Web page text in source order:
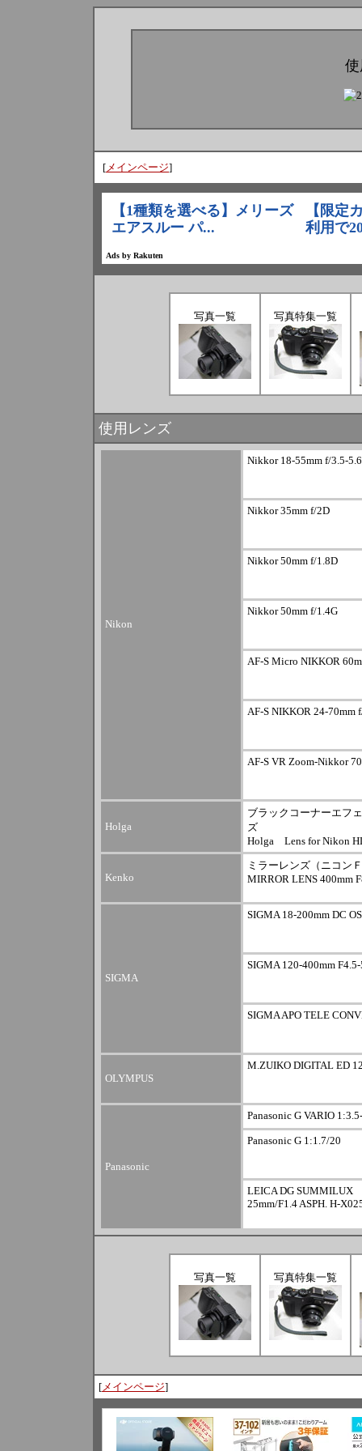
[メインページ]
写真一覧 写真特集一覧
使用レンズ
Nikon
Nikkor 18-55mm f/3.5-
Nikkor 35mm f/2D
Nikkor 50mm f/1.8D
Nikkor 50mm f/1.4G
AF-S Micro NIKKOR
AF-S NIKKOR 24-70mm
AF-S VR Zoom-Nikkor
Holga
ブラックコーナーエフ
ズ
Holga Lens for Nikon
Kenko
ミラーレンズ（ニコン
MIRROR LENS 400mm
SIGMA
SIGMA 18-200mm DC OS
SIGMA 120-400mm F4.5-
SIGMA APO TELE
OLYMPUS
M.ZUIKO DIGITAL ED
Panasonic
Panasonic G VARIO
Panasonic G 1:1.7/20
LEICA DG SUMMILUX
25mm/F1.4 ASPH. H-
写真一覧 写真特集一覧
[メインページ]